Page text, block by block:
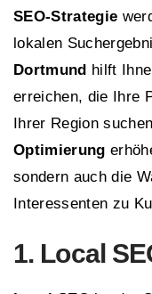
SEO-Strategie
lokalen
Dortmund hilft
erreichen, die Ihre
Ihrer Region
Optimierung
sondern auch die
Interessenten zu
1. Local